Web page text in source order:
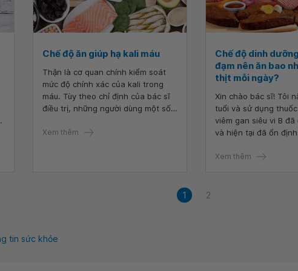
Chế độ ăn giúp hạ kali máu
Thận là cơ quan chính kiểm soát
mức độ chính xác của kali trong
máu. Tùy theo chỉ định của bác sĩ
điều trị, những người dùng một số
tính có thể cần giới hạn lượng kali
Xem thêm
Chế độ dinh
đạm nên ăn bao
thịt mỗi ngày?
Xin chào bác sĩ! Tôi
tuổi và sử dụng
viêm gan siêu vi B đã
và hiện tại đã ổn
dưới 60 và thỉnh
Xem thêm
1 2
tin sức khỏe